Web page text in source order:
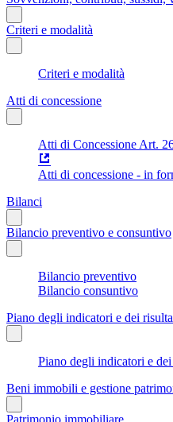
Criteri e modalità
Criteri e modalità
Atti di concessione
Atti di Concessione Art.
Atti di concessione - in
Bilanci
Bilancio preventivo e consuntivo
Bilancio preventivo
Bilancio consuntivo
Piano degli indicatori e dei
Piano degli indicatori e
Beni immobili e gestione
Patrimonio immobiliare